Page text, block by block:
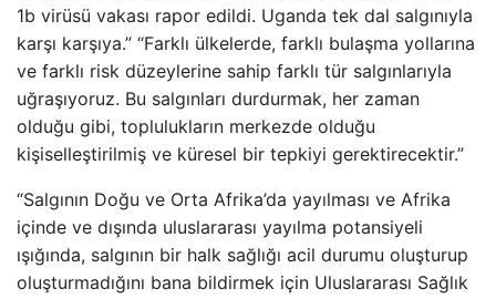
1b virüsü vakası rapor edildi. Uganda tek dal salgınıyla
karşı karşıya.” “Farklı ülkelerde, farklı bulaşma yollarına
ve farklı risk düzeylerine sahip farklı tür salgınlarıyla
uğraşıyoruz. Bu salgınları durdurmak, her zaman
olduğu gibi, toplulukların merkezde olduğu
kişiselleştirilmiş ve küresel bir tepkiyi gerektirecektir.”
“Salgının Doğu ve Orta Afrika’da yayılması ve Afrika
içinde ve dışında uluslararası yayılma potansiyeli
ışığında, salgının bir halk sağlığı acil durumu oluşturup
oluşturmadığını bana bildirmek için Uluslararası Sağlık